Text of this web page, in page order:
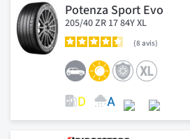
Potenza Sport Evo
205/40 ZR 17 84Y XL
8 avis